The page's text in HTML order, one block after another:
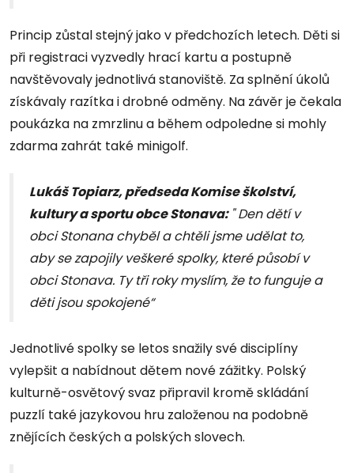
Princip zůstal stejný jako v předchozích letech. Děti si
při registraci vyzvedly hrací kartu a postupně
navštěvovaly jednotlivá stanoviště. Za splnění úkolů
získávaly razítka i drobné odměny. Na závěr je čekala
poukázka na zmrzlinu a během odpoledne si mohly
zdarma zahrát také minigolf.
Lukáš Topiarz, předseda Komise školství,
kultury a sportu obce Stonava: "Den dětí v
obci Stonana chybělachtěli jsme udělat to,
aby se zapojily veškeré spolky, které působí v
obci Stonava. Ty tři roky myslím, že to funguje a
děti jsou spokojené“
Jednotlivé spolky se letos snažily své disciplíny
vylepšit a nabídnout dětem nové zážitky. Polský
kulturně-osvětový svaz připravil kromě skládání
puzzlí také jazykovou hru založenou na podobně
znějících českých a polských slovech.